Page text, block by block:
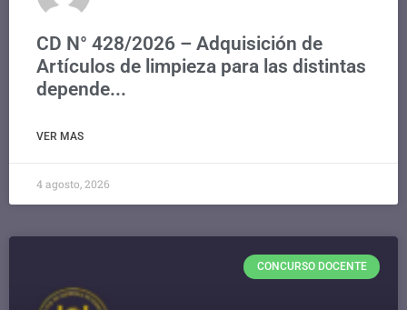
CD N° 428/2026 – Adquisición de
Artículos de limpieza para las distintas
depende...
VER MAS
4 agosto, 2026
CONCURSO DOCENTE